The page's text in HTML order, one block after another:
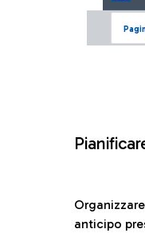
anticipo